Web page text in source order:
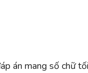
án mang số chữ